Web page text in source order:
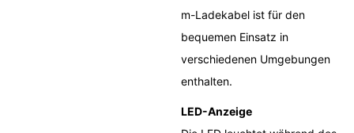
m-Ladekabel ist für den
bequemen Einsatz in
verschiedenen Umgebungen
enthalten.
LED-Anzeige